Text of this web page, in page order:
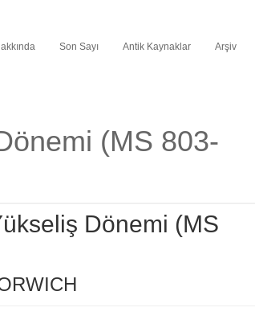
Son Sayı Antik Kaynaklar Arşiv
(MS 803-
Dönemi (MS